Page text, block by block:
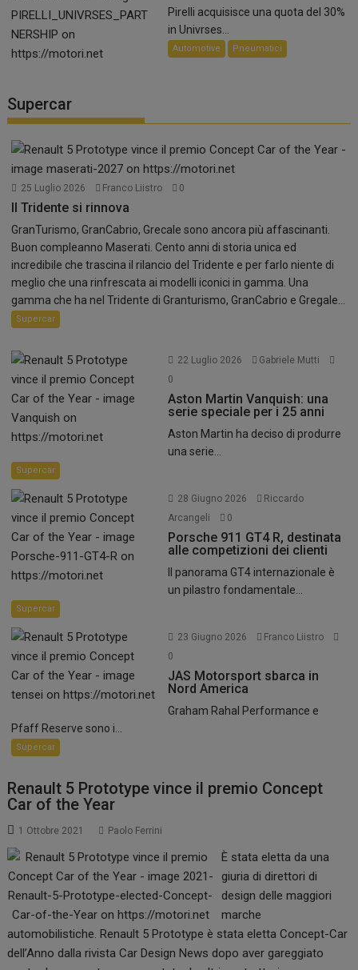
Pirelli acquisisce una quota del 30%
in Univrses...
Automotive Pneumatici
Supercar
25 Luglio 2026 Franco Liistro 0
Il Tridente si rinnova
GranTurismo, GranCabrio, Grecale sono ancora più affascinanti.
Buon compleanno Maserati. Cento anni di storia unica ed
incredibile che trascina il rilancio del Tridente e per farlo niente di
meglio che una rinfrescata ai modelli iconici in gamma. Una
gamma che ha nel Tridente di Granturismo, GranCabrio e Gregale...
Supercar
22 Luglio 2026
Gabriele Mutti
0
Aston Martin Vanquish: una
serie speciale per i 25 anni
Aston Martin ha deciso di produrre
una serie...
Supercar
28 Giugno 2026
Riccardo
Arcangeli
0
Porsche 911 GT4 R, destinata
alle competizioni dei clienti
Il panorama GT4 internazionale è
un pilastro fondamentale...
Supercar
23 Giugno 2026
Franco Liistro
0
JAS Motorsport sbarca in
Nord America
Graham Rahal Performance e
Pfaff Reserve sono i...
Supercar
Renault 5 Prototype vince il premio Concept
Car of the Year
1 Ottobre 2021 Paolo Ferrini
È stata eletta da una
giuria di direttori di
design delle maggiori
marche
automobilistiche. Renault 5 Prototype è stata eletta Concept-Car
dell’Anno dalla rivista Car Design News dopo aver gareggiato